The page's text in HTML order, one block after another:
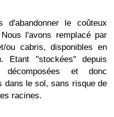
d'abandonner le coûteux
l'avons remplacé par
ou cabris, disponibles en
Etant "stockées" depuis
décomposées et donc
dans le sol, sans risque de
racines.